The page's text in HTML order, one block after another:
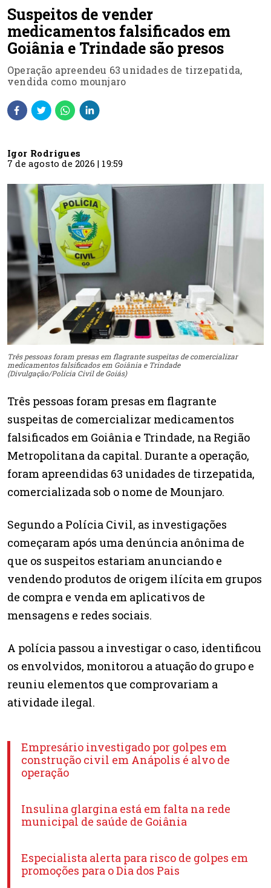
Suspeitos de vender
medicamentos falsificados em
Goiânia e Trindade são presos
Operação apreendeu 63 unidades de tirzepatida,
vendida como mounjaro
Igor Rodrigues
7 de agosto de 2026 | 19:59
Três pessoas foram presas em flagrante suspeitas de comercializar
medicamentos falsificados em Goiânia e Trindade
(Divulgação/Polícia Civil de Goiás)
Três pessoas foram presas em flagrante
suspeitas de comercializar medicamentos
falsificados em Goiânia e Trindade, na Região
Metropolitana da capital. Durante a operação,
foram apreendidas 63 unidades de tirzepatida,
comercializada sob o nome de Mounjaro.
Segundo a Polícia Civil, as investigações
começaram após uma denúncia anônima de
que os suspeitos estariam anunciando e
vendendo produtos de origem ilícita em grupos
de compra e venda em aplicativos de
mensagens e redes sociais.
A polícia passou a investigar o caso, identificou
os envolvidos, monitorou a atuação do grupo e
reuniu elementos que comprovariam a
atividade ilegal.
Empresário investigado por golpes em
construção civil em Anápolis é alvo de
operação
Insulina glargina está em falta na rede
municipal de saúde de Goiânia
Especialista alerta para risco de golpes em
promoções para o Dia dos Pais